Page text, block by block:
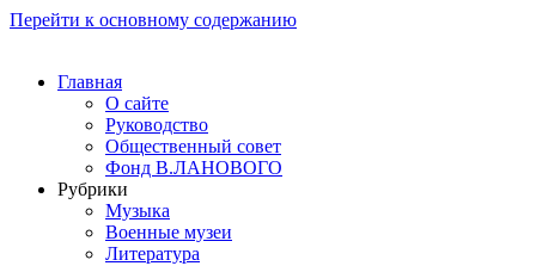
Перейти к основному содержанию
Главная
О сайте
Руководство
Общественный совет
Фонд В.ЛАНОВОГО
Рубрики
Музыка
Военные музеи
Литература